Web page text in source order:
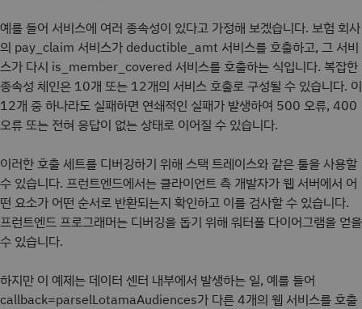
예를 들어 서비스에 여러 종속성이 있다고 가정해 보겠습니다. 보험 회사
의 pay_claim 서비스가 deductible_amt 서비스를 호출하고, 그 서비
스가 다시 is_member_covered 서비스를 호출하는 식입니다. 복잡한
종속성 체인은 10개 또는 12개의 서비스 호출로 구성될 수 있습니다. 이
12개 중 하나라도 실패하면 연쇄적인 실패가 발생하여 500 오류, 400
오류 또는 전혀 응답이 없는 상태로 이어질 수 있습니다.
이러한 호출 세트를 디버깅하기 위해 스택 트레이스와 같은 툴을 사용할
수 있습니다. 프런트엔드에서는 클라이언트 측 개발자가 웹 서버에서 어
떤 요소가 어떤 순서로 반환되는지 확인하고 이를 검사할 수 있습니다.
프런트엔드 프로그래머는 디버깅을 돕기 위해 워터폴 다이어그램을 얻을
수 있습니다.
하지만 이 예제는 데이터 센터 내부에서 발생하는 일, 예를 들어
callback=parselLotamaAudiences가 다른 4개의 웹 서비스를 호출